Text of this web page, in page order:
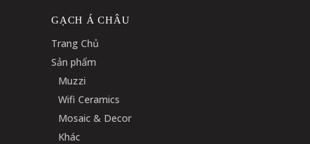
GẠCH Á CHÂU
Trang Chủ
Sản phẩm
Muzzi
Wifi Ceramics
Mosaic & Decor
Khác